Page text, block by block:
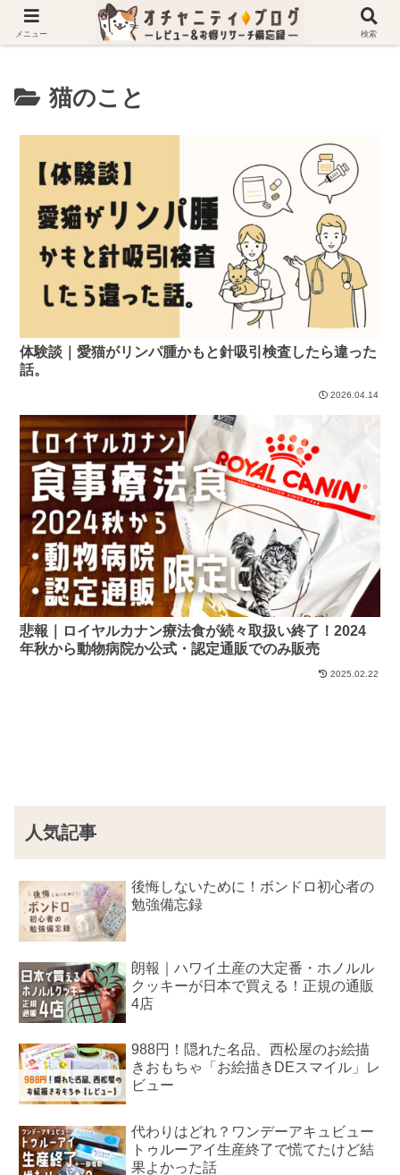
ホーム 猫のこと
猫のこと
体験談｜愛猫がリンパ腫かもと針吸引検査したら違った
話。
2026.04.14
悲報｜ロイヤルカナン療法食が続々取扱い終了！2024
年秋から動物病院か公式・認定通販でのみ販売
2025.02.22
人気記事
後悔しないために！ボンドロ初心者の
勉強備忘録
朗報｜ハワイ土産の大定番・ホノルル
クッキーが日本で買える！正規の通販
4店
988円！隠れた名品、西松屋のお絵描
きおもちゃ「お絵描きDEスマイル」レ
ビュー
代わりはどれ？ワンデーアキュビュー
トゥルーアイ生産終了で慌てたけど結
果よかった話
メニュー 検索